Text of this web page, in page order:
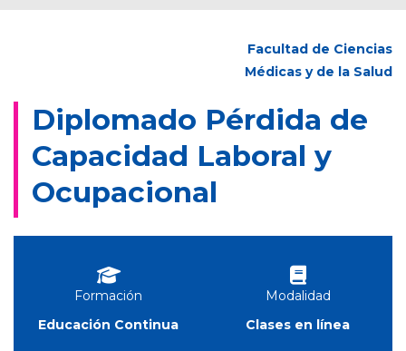
Facultad de Ciencias
Médicas y de la Salud
Diplomado Pérdida de
Capacidad Laboral y
Ocupacional
Formación
Educación Continua
Modalidad
Clases en línea